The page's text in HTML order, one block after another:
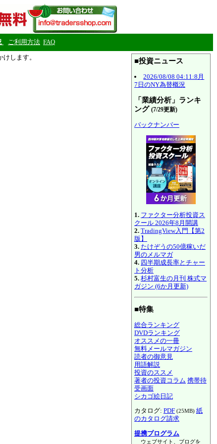
ご利用方法 FAQ
します。
■投資ニュース
2026/08/08 04:11:8月
7日のNY為替概況
「業績分析」ランキ
ング (7/29更新)
バックナンバー
1. ファクター分析投資ス
クール 2026年8月開講
2. TradingView入門【第2
版】
3. たけぞうの50億稼いだ
男のメルマガ
4. 四半期成長率とチャー
ト分析
5. 杉村富生の月刊 株式マ
ガジン (6か月更新)
■特集
総合ランキング
DVDランキング
オススメの一冊
無料メールマガジン
読者の御意見
用語解説
投資のススメ
著者の投資コラム 携帯待
受画面
シカゴ絵日記
カタログ: PDF (25MB) 紙
のカタログ請求
提携プログラム
ウェブサイト、ブログを